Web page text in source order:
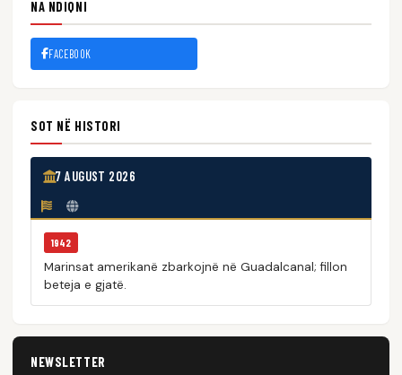
NA NDIQNI
FACEBOOK
SOT NË HISTORI
7 AUGUST 2026
1942
Marinsat amerikanë zbarkojnë në Guadalcanal; fillon
beteja e gjatë.
NEWSLETTER